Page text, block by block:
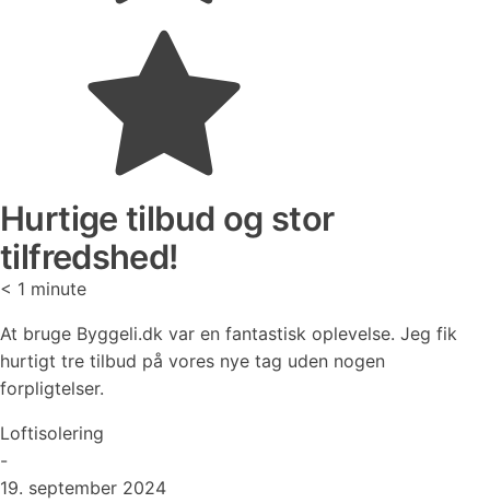
Hurtige tilbud og stor
tilfredshed!
< 1 minute
At bruge Byggeli.dk var en fantastisk oplevelse. Jeg fik
hurtigt tre tilbud på vores nye tag uden nogen
forpligtelser.
Loftisolering
-
19. september 2024